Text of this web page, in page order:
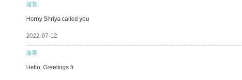
游客
Horny Shriya called you
2022-07-12
游客
Hello, Greetings fr